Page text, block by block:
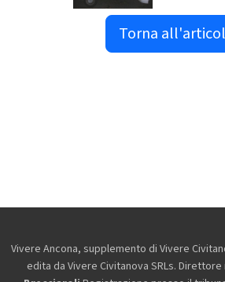
Torna
Vivere Ancona, supplemento di Vivere
edita da Vivere Civitanova SRLs.